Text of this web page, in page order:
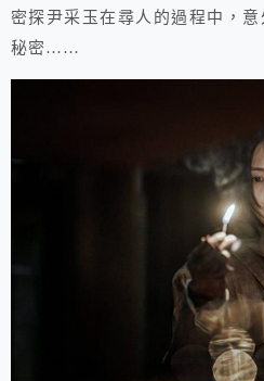
密探尹采玉在尋人的過程中，
秘密……